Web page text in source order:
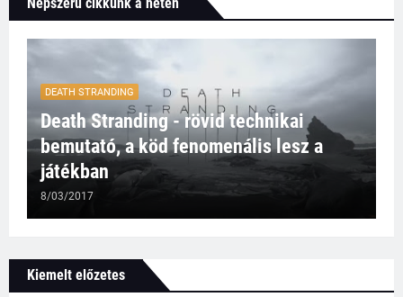
DEATH STRANDING
Death Stranding - rövid technikai
bemutató, a köd fenomenális lesz a
játékban
8/03/2017
Kiemelt előzetes